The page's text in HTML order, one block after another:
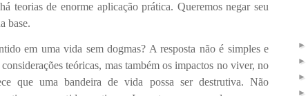
teorias de enorme aplicação prática. Queremos negar seu
base.
em uma vida sem dogmas? A resposta não é simples e
teóricas, mas também os impactos no viver, no
que uma bandeira de vida possa ser destrutiva. Não
►
►
►
►